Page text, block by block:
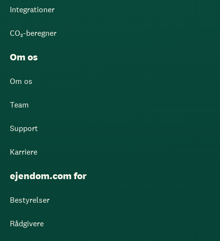
Integrationer
CO₂-beregner
Om os
Om os
Team
Support
Karriere
ejendom.com for
Bestyrelser
Rådgivere